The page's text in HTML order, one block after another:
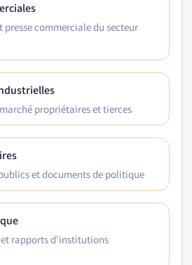
presse commerciale du secteur
propriétaires et tierces
et documents de politique
rapports d'institutions